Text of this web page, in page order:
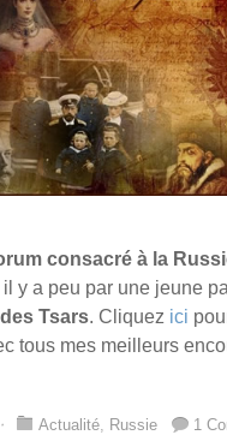
consacré à la
y a peu par une jeune
des Tsars. Cliquez ici
tous mes meilleurs
⋅ Actualité, Russie 1